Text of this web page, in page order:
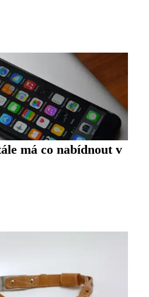
má co nabídnout v